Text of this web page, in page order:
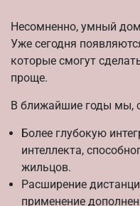
Несомненно, умный
Уже сегодня
которые смогут
проще.
В ближайшие годы мы,
Более глубокую
интеллекта,
жильцов.
Расширение
применение